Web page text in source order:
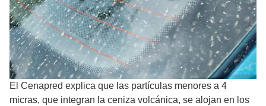
El Cenapred explica que las partículas menores a 4
micras, que integran la ceniza volcánica, se alojan en los